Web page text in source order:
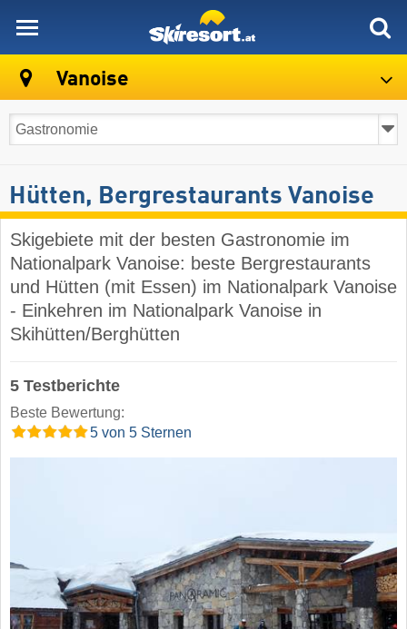
Vanoise
Hütten, Bergrestaurants Vanoise
Skigebiete mit der besten Gastronomie im
Nationalpark Vanoise: beste Bergrestaurants
und Hütten (mit Essen) im Nationalpark Vanoise
- Einkehren im Nationalpark Vanoise in
Skihütten/Berghütten
5 Testberichte
Beste Bewertung:
5 von 5 Sternen